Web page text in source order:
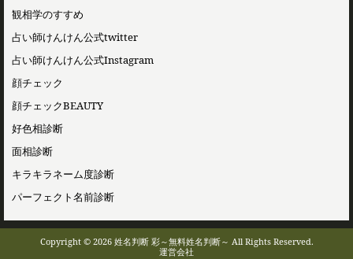
観相学のすすめ
占い師けんけん公式twitter
占い師けんけん公式Instagram
顔チェック
顔チェックBEAUTY
好色相診断
面相診断
キラキラネーム度診断
パーフェクト名前診断
Copyright © 2026 姓名判断 彩～無料姓名判断～ All Rights Reserved.
運営会社